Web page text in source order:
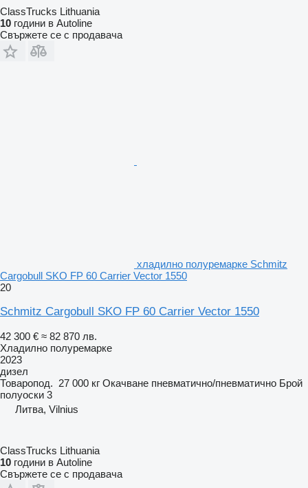
ClassTrucks Lithuania
10 години в Autoline
Свържете се с продавача
хладилно полуремарке Schmitz
Cargobull SKO FP 60 Carrier Vector 1550
20
Schmitz Cargobull SKO FP 60 Carrier Vector 1550
42 300 € ≈ 82 870 лв.
Хладилно полуремарке
2023
дизел
Товаропод. 27 000 кг Окачване пневматично/пневматично Брой
полуоски 3
Литва, Vilnius
ClassTrucks Lithuania
10 години в Autoline
Свържете се с продавача